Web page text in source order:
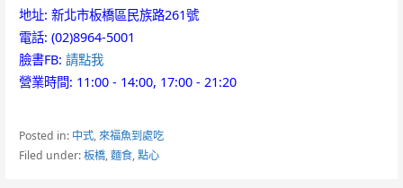
地址: 新北市板橋區民族路261號
電話: (02)8964-5001
臉書FB: 請點我
營業時間: 11:00 - 14:00, 17:00 - 21:20
Posted in: 中式,來福魚到處吃
Filed under:板橋,麵食,點心